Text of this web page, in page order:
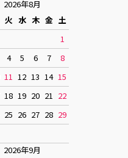
2026年8月
火 水 木 金 土
1
4 5 6 7
8
11 12 13 14 15
18 19 20 21 22
25 26 27 28 29
2026年9月